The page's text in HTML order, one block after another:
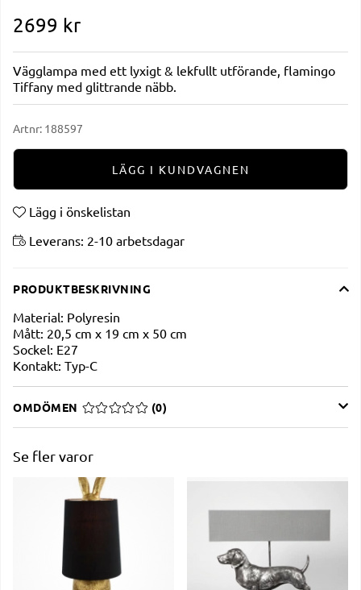
2699 kr
Vägglampa med ett lyxigt & lekfullt utförande, flamingo
Tiffany med glittrande näbb.
Artnr: 188597
LÄGG I KUNDVAGNEN
Lägg i önskelistan
Leverans: 2-10 arbetsdagar
PRODUKTBESKRIVNING
Material: Polyresin
Mått: 20,5 cm x 19 cm x 50 cm
Sockel: E27
Kontakt: Typ-C
OMDÖMEN MEDELBETYG 0 AV 5 ANTAL BETYG 0
(0)
Se fler varor